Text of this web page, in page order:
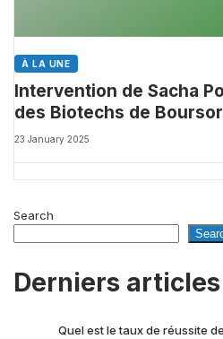
À LA UNE
Intervention de Sacha
des Biotechs de
23 January 2025
Search
Derniers articles
Quel est le taux de réussite